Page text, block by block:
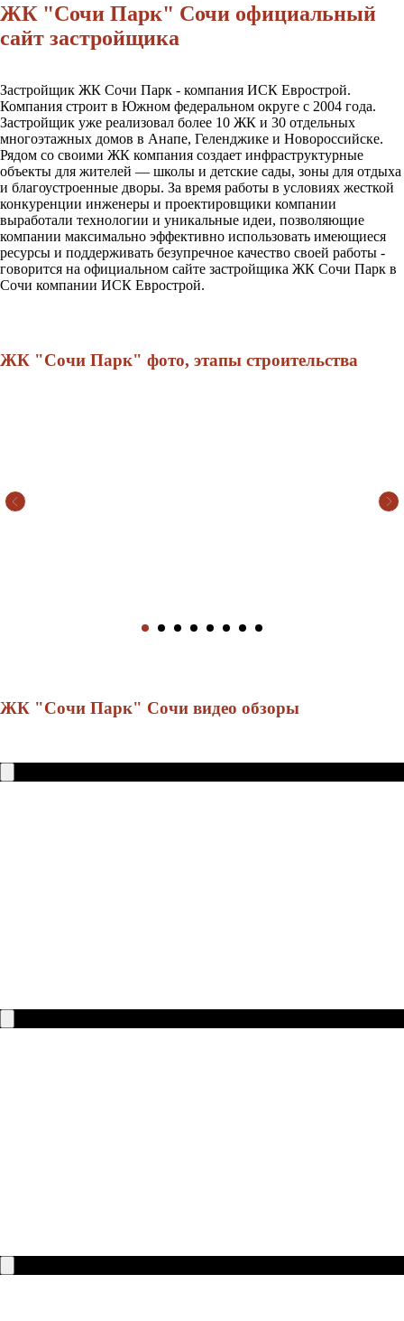
ЖК "Сочи Парк" Сочи официальный
сайт застройщика
Застройщик ЖК Сочи Парк - компания ИСК Еврострой.
Компания строит в Южном федеральном округе с 2004 года.
Застройщик уже реализовал более 10 ЖК и 30 отдельных
многоэтажных домов в Анапе, Геленджике и Новороссийске.
Рядом со своими ЖК компания создает инфраструктурные
объекты для жителей — школы и детские сады, зоны для отдыха
и благоустроенные дворы. За время работы в условиях жесткой
конкуренции инженеры и проектировщики компании
выработали технологии и уникальные идеи, позволяющие
компании максимально эффективно использовать имеющиеся
ресурсы и поддерживать безупречное качество своей работы -
говорится на официальном сайте застройщика ЖК Сочи Парк в
Сочи компании ИСК Еврострой.
ЖК "Сочи Парк" фото, этапы строительства
ЖК "Сочи Парк" Сочи видео обзоры